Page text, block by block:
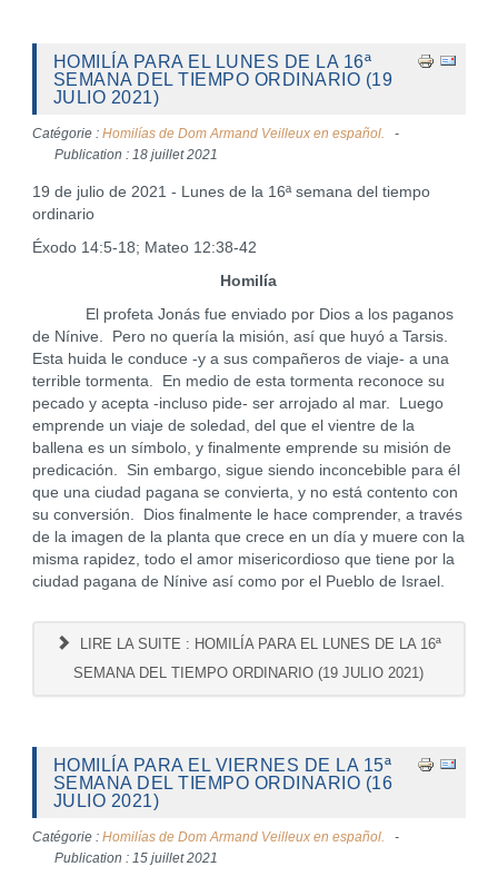
HOMILÍA PARA EL LUNES DE LA 16ª
SEMANA DEL TIEMPO ORDINARIO (19
JULIO 2021)
Catégorie : Homilías de Dom Armand Veilleux en español.
Publication : 18 juillet 2021
19 de julio de 2021 - Lunes de la 16ª semana del tiempo
ordinario
Éxodo 14:5-18; Mateo 12:38-42
Homilía
El profeta Jonás fue enviado por Dios a los paganos
de Nínive. Pero no quería la misión, así que huyó a Tarsis.
Esta huida le conduce -y a sus compañeros de viaje- a una
terrible tormenta. En medio de esta tormenta reconoce su
pecado y acepta -incluso pide- ser arrojado al mar. Luego
emprende un viaje de soledad, del que el vientre de la
ballena es un símbolo, y finalmente emprende su misión de
predicación. Sin embargo, sigue siendo inconcebible para él
que una ciudad pagana se convierta, y no está contento con
su conversión. Dios finalmente le hace comprender, a través
de la imagen de la planta que crece en un día y muere con la
misma rapidez, todo el amor misericordioso que tiene por la
ciudad pagana de Nínive así como por el Pueblo de Israel.
LIRE LA SUITE : HOMILÍA PARA EL LUNES DE LA 16ª
SEMANA DEL TIEMPO ORDINARIO (19 JULIO 2021)
HOMILÍA PARA EL VIERNES DE LA 15ª
SEMANA DEL TIEMPO ORDINARIO (16
JULIO 2021)
Catégorie : Homilías de Dom Armand Veilleux en español.
Publication : 15 juillet 2021